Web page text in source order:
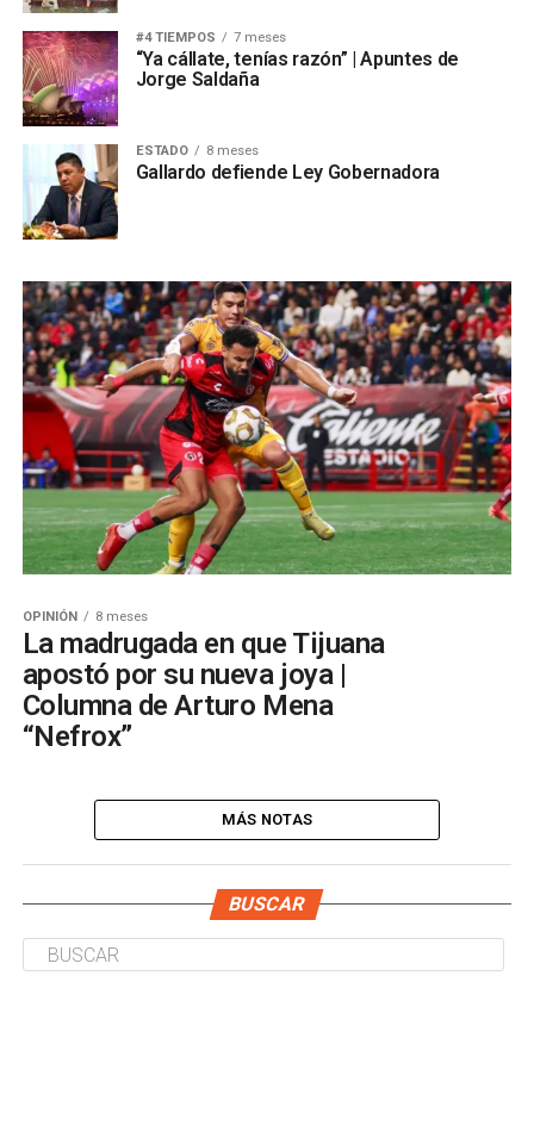
#4 TIEMPOS 7 meses
“Ya cállate, tenías razón” | Apuntes de
Jorge Saldaña
ESTADO 8 meses
Gallardo defiende Ley Gobernadora
OPINIÓN 8 meses
La madrugada en que Tijuana
apostó por su nueva joya |
Columna de Arturo Mena
“Nefrox”
MÁS NOTAS
BUSCAR